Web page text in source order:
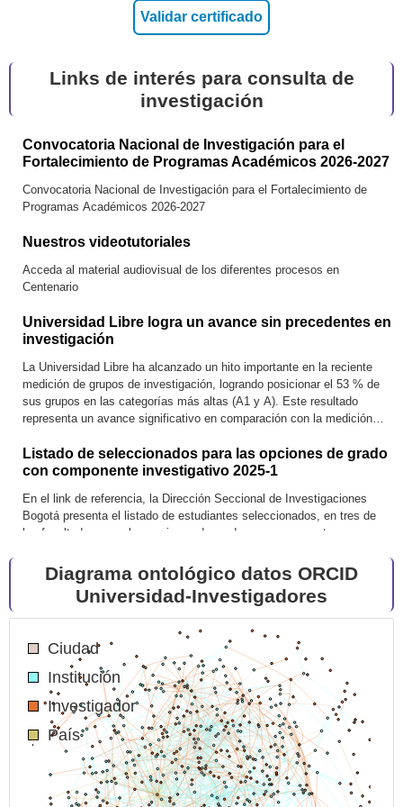
Cod: COL0142019
Cod: COL0100977
Phylojuris Filosofia y Derecho
Gibernetic
Cod: COL0205235
Grupo de Estudios Interdisciplinarios Desc y Mundo
Del Trabajo
Cod: COL0112501
(GRINDERMA)
Cod: COL0053723
Grupo de Investigación en Derecho Público -GIDPU
Cod: COL0047628
Grupo Interinstitucional de Ginecología y Obstetricia -
Gigyo-
Cod: COL0051863
Gestión Ecológica y Agroindustrial Gea
Cod: COL0016505
Derecho, Sociedad y Estudios Internacionales
Investigación en Soporte Cardiopulmonar y
Rehabilitación
Cod: 32260101
Dialogo e interacción judicial en la justicia transicional
Cod: 36260101 ZAG
Zonificación de amenaza geotécnica
Cod: 32260104 MOGAE-I
Modelos de Gestión y Adopción Efectiva de la
Cod: 36250201 Green-Log
Semillero de investigación en Optimización del ruteo
verde de vehículos
Cod: 32250203
Eco3D
Acuerdo de paz y Reforma Rural Integral
Cod: 31250201 SEMIINFEC
Semillero de Investigación en Enfermedades
Infecciosas y Microbiología Clínica
Cod: 35250101 SEMGREC
Asuntos de Género y Biopolítica "Rosa Elvira Cely"
Cod: 36250107 SEIO
Semillero en Investigación de Operaciones
Links de interés para consulta de
investigación
Convocatoria Nacional de Investigación para el
Fortalecimiento de Programas Académicos 2026-2027
Convocatoria Nacional de Investigación para el Fortalecimiento de
Programas Académicos 2026-2027
Nuestros videotutoriales
Acceda al material audiovisual de los diferentes procesos en
Centenario
Universidad Libre logra un avance sin precedentes en
investigación
La Universidad Libre ha alcanzado un hito importante en la reciente
medición de grupos de investigación, logrando posicionar el 53 % de
sus grupos en las categorías más altas (A1 y A). Este resultado
representa un avance significativo en comparación con la medición
categorías. {...}
Listado de seleccionados para las opciones de grado
con componente investigativo 2025-1
En el link de referencia, la Dirección Seccional de Investigaciones
Bogotá presenta el listado de estudiantes seleccionados, en tres de
las facultades, para las opciones de grado con componente
Diagrama ontológico datos ORCID
Universidad-Investigadores
Ciudad
Institución
Investigador
País